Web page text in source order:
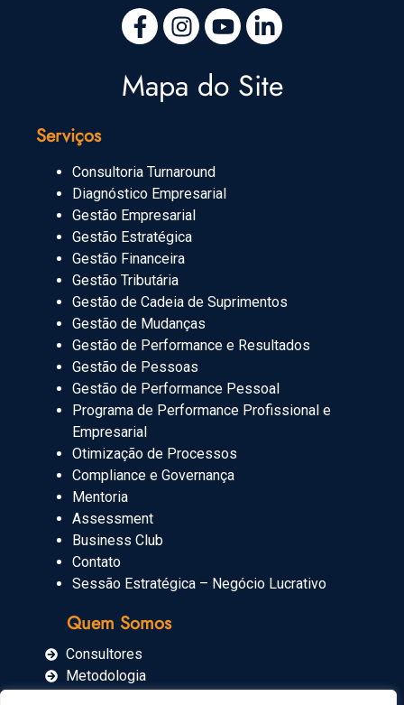
Mapa do Site
Quem Somos
Consultores
Metodologia
Serviços
Consultoria Turnaround
Diagnóstico Empresarial
Gestão Empresarial
Gestão Estratégica
Gestão Financeira
Gestão Tributária
Gestão de Cadeia de Suprimentos
Gestão de Mudanças
Gestão de Performance e Resultados
Gestão de Pessoas
Gestão de Performance Pessoal
Programa de Performance Profissional e
Empresarial
Otimização de Processos
Compliance e Governança
Mentoria
Assessment
Business Club
Contato
Sessão Estratégica – Negócio Lucrativo